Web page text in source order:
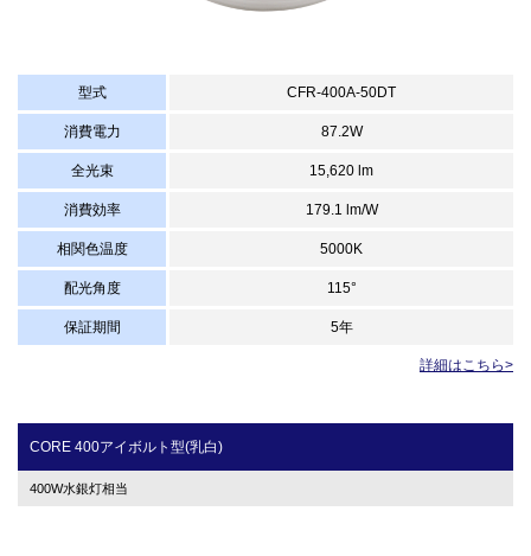
型式 CFR-400A-50DT
消費電力 87.2W
全光束 15,620 lm
消費効率 179.1 lm/W
相関色温度 5000K
配光角度 115°
保証期間 5年
詳細はこちら>
CORE 400アイボルト型(乳白)
400W水銀灯相当